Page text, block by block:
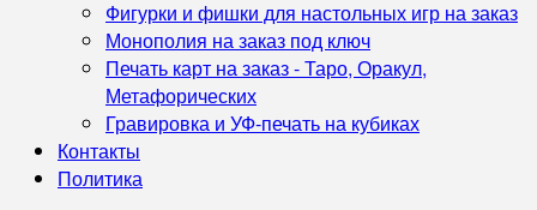
Фигурки и фишки для настольных игр на заказ
Монополия на заказ под ключ
Печать карт на заказ - Таро, Оракул,
Метафорических
Гравировка и УФ‑печать на кубиках
Контакты
Политика